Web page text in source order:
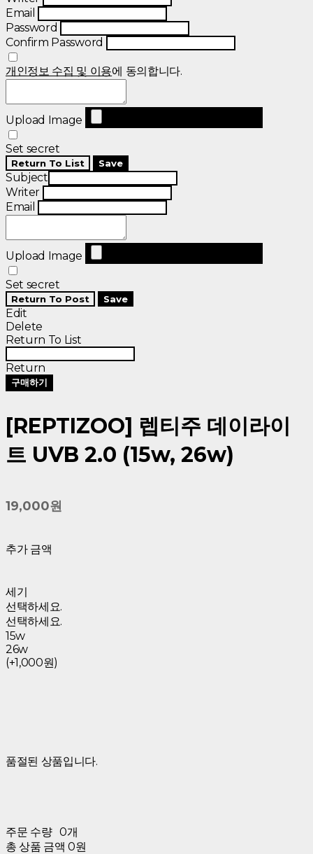
Email
Password
Confirm Password
개인정보 수집 및 이용에 동의합니다.
Upload Image
Set secret
Return To List Save
Subject
Writer
Email
Upload Image
Set secret
Return To Post Save
Edit
Delete
Return To List
Return
구매하기
[REPTIZOO] 렙티주 데이라이
트 UVB 2.0 (15w, 26w)
19,000원
추가 금액
세기
선택하세요.
선택하세요.
15w
26w
(+1,000원)
품절된 상품입니다.
주문 수량 0개
총 상품 금액 0원